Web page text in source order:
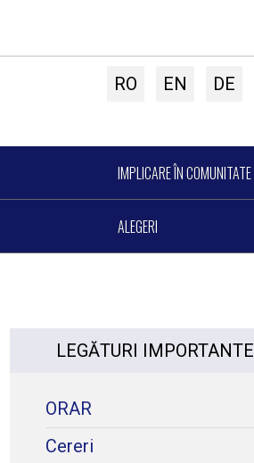
RO EN DE
IMPLICARE ÎN COMUNITATE
ALEGERI
LEGĂTURI IMPORTANTE
ORAR
Cereri